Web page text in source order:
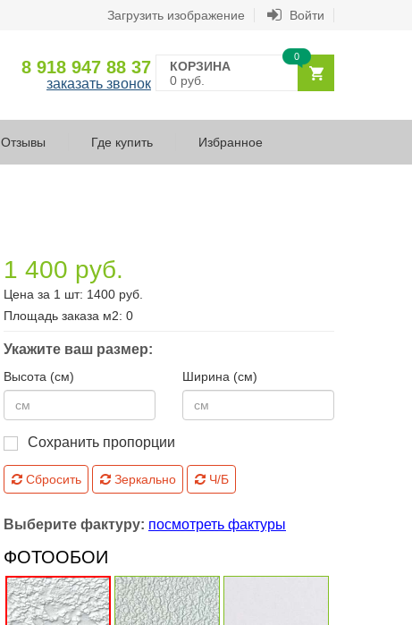
Загрузить изображение Войти
8 918 947 88 37
заказать звонок
КОРЗИНА
0 руб.
0
Отзывы Где купить Избранное
1 400 руб.
Цена за 1 шт: 1400 руб.
Площадь заказа м2: 0
Укажите ваш размер:
Высота (см) Ширина (см)
Сохранить пропорции
Сбросить Зеркально Ч/Б
Выберите фактуру: посмотреть фактуры
ФОТООБОИ